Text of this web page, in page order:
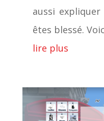
aussi
êtes blessé.
lire plus